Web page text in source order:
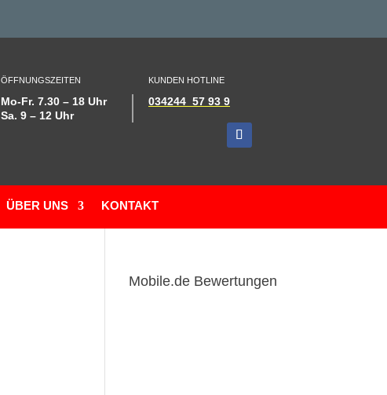
ÖFFNUNGSZEITEN
Mo-Fr. 7.30 – 18 Uhr
Sa. 9 – 12 Uhr
KUNDEN HOTLINE
034244 57 93 9
ÜBER UNS KONTAKT
Mobile.de Bewertungen